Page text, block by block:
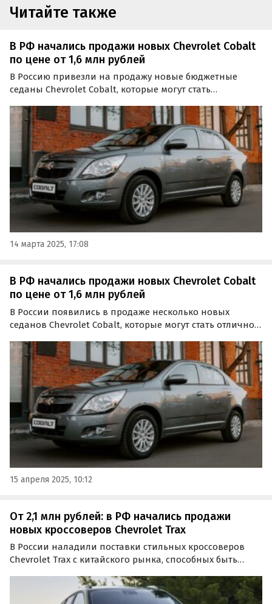
Читайте также
В РФ начались продажи новых Chevrolet Cobalt
по цене от 1,6 млн рублей
В Россию привезли на продажу новые бюджетные
седаны Chevrolet Cobalt, которые могут стать
LADA Vesta.
14 марта 2025, 17:08
В РФ начались продажи новых Chevrolet Cobalt
по цене от 1,6 млн рублей
В России появились в продаже несколько новых
седанов Chevrolet Cobalt, которые могут стать отличной
«четырехдверкам» этого класса.
15 апреля 2025, 10:12
От 2,1 млн рублей: в РФ начались продажи
новых кроссоверов Chevrolet Trax
В России наладили поставки стильных кроссоверов
Chevrolet Trax с китайского рынка, способных быть
другим среднеразмерным «китайцам».